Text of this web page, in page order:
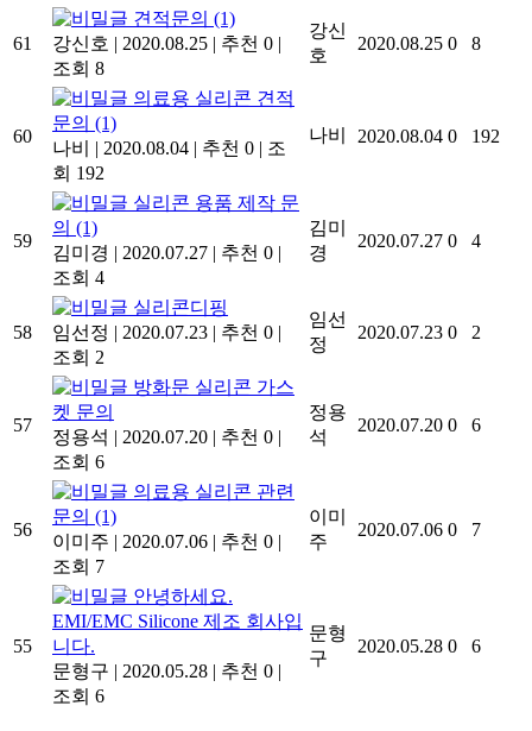
61
견적문의 (1)
강신호 | 2020.08.25 | 추천 0 |
조회 8
강신
호
2020.08.25 0 8
60
의료용 실리콘 견적
문의 (1)
나비
| 2020.08.04 | 추천 0 | 조
회 192
나비 2020.08.04 0 192
59
실리콘 용품 제작 문
의 (1)
김미경 | 2020.07.27 | 추천 0 |
조회 4
김미
경
2020.07.27 0 4
58
실리콘디핑
임선정 | 2020.07.23 | 추천 0 |
조회 2
임선
정
2020.07.23 0 2
57
방화문 실리콘 가스
켓 문의
정용석 | 2020.07.20 | 추천 0 |
조회 6
정용
석
2020.07.20 0 6
56
의료용 실리콘 관련
문의 (1)
이미주 | 2020.07.06 | 추천 0 |
조회 7
이미
주
2020.07.06 0 7
55
안녕하세요.
EMI/EMC Silicone 제조 회사입
니다.
문형구 | 2020.05.28 | 추천 0 |
조회 6
문형
구
2020.05.28 0 6